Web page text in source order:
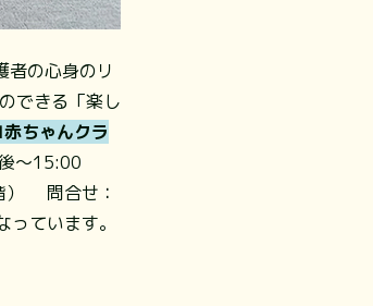
者の心身のリ
できる「楽し
ちゃんクラ
15:00
） 問合せ：
ています。